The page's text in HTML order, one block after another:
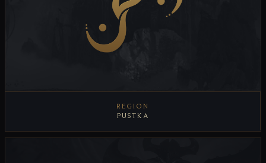
REGION
PUSTKA